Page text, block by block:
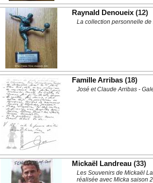
Raynald Denoueix (12)
La collection personnelle de
Famille Arribas (18)
José et Claude Arribas -
Mickaël Landreau (33)
Les Souvenirs de Mickaël
réalisée avec Micka saison